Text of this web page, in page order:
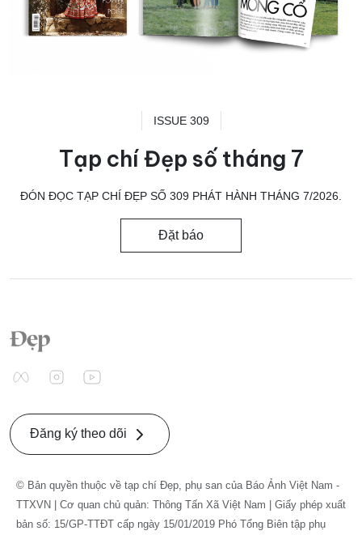
ISSUE 309
Tạp chí Đẹp số tháng 7
ĐÓN ĐỌC TẠP CHÍ ĐẸP SỐ 309 PHÁT HÀNH THÁNG 7/2026.
Đặt báo
Đăng ký theo dõi
© Bản quyền thuộc về tạp chí Đẹp, phụ san của Báo Ảnh Việt Nam -
TTXVN | Cơ quan chủ quản: Thông Tấn Xã Việt Nam | Giấy phép xuất
bản số: 15/GP-TTĐT cấp ngày 15/01/2019 Phó Tổng Biên tập phụ